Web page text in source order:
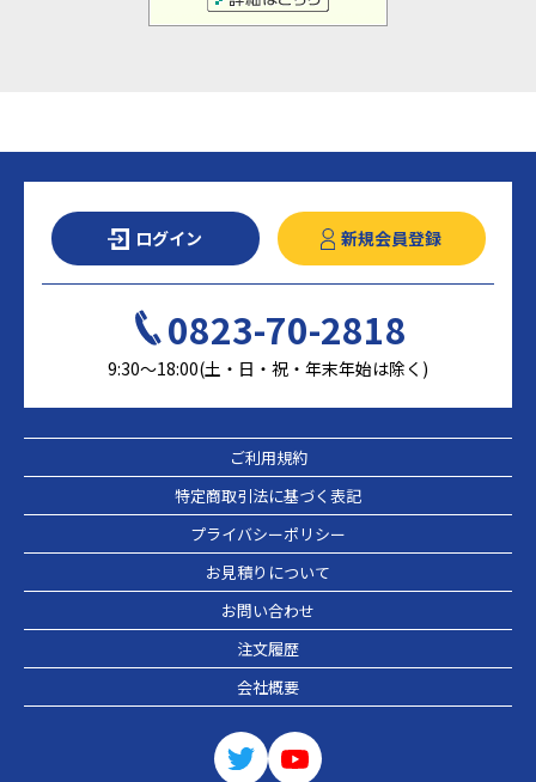
ログイン 新規会員登録
0823-70-2818
9:30～18:00(土・日・祝・年末年始は除く)
ご利用規約
特定商取引法に基づく表記
プライバシーポリシー
お見積りについて
お問い合わせ
注文履歴
会社概要